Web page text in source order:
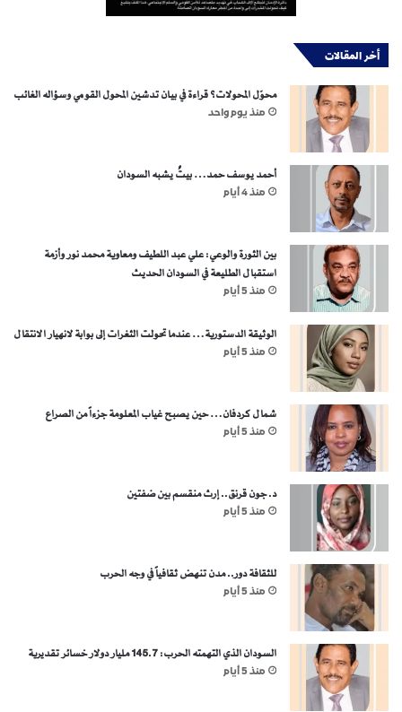
أخر المقالات
محوّل المحولات؟ قراءة في بيان تدشين المحول القومي وسؤاله الغائب
منذ يوم واحد
أحمد يوسف حمد… بيتٌ يشبه السودان
منذ 4 أيام
بين الثورة والوعي: علي عبد اللطيف ومعاوية محمد نور وأزمة
استقبال الطليعة في السودان الحديث
منذ 5 أيام
الوثيقة الدستورية… عندما تحولت الثغرات إلى بوابة لانهيار الانتقال
منذ 5 أيام
شمال كردفان… حين يصبح غياب المعلومة جزءاً من الصراع
منذ 5 أيام
د. جون قرنق.. إرث منقسم بين ضفتين
منذ 5 أيام
للثقافة دور.. مدن تنهض ثقافياً في وجه الحرب
منذ 5 أيام
السودان الذي التهمته الحرب: 145.7 مليار دولار خسائر تقديرية
منذ 5 أيام